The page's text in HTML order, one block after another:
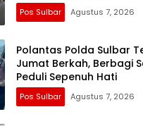
Pos Sulbar Agustus 7, 2026
Polantas Polda Sulbar
Jumat Berkah, Berbagi
Peduli Sepenuh Hati
Pos Sulbar Agustus 7, 2026